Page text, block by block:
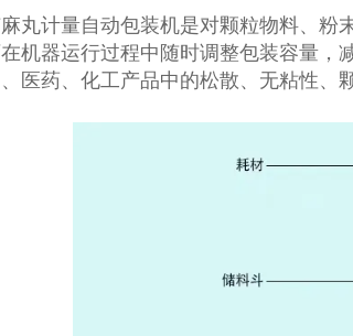
丸计量自动包装机是对颗粒物料、粉
机器运行过程中随时调整包装容量，
医药、化工产品中的松散、无粘性、